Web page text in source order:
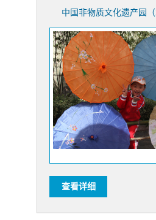
中国非物质文化遗产园（
查看详细